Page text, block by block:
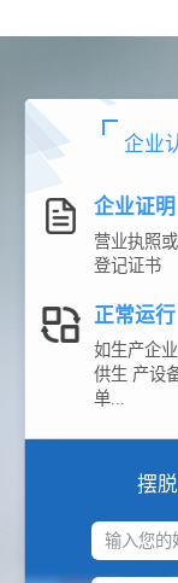
企业
企业证明
营业执照
登记证书
正常运行
如生产企
供生 产设
单...
摆
输入您的